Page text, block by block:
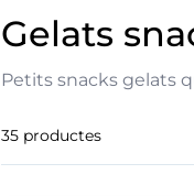
gelats
Petits snacks gelats
35 productes